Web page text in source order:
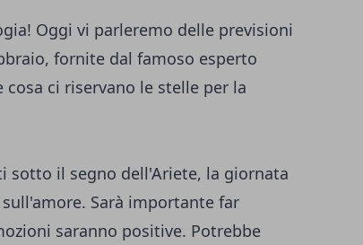
Oggi vi parleremo delle previsioni
fornite dal famoso esperto
ci riservano le stelle per la
sotto il segno dell'Ariete, la giornata
Sarà importante far
saranno positive. Potrebbe